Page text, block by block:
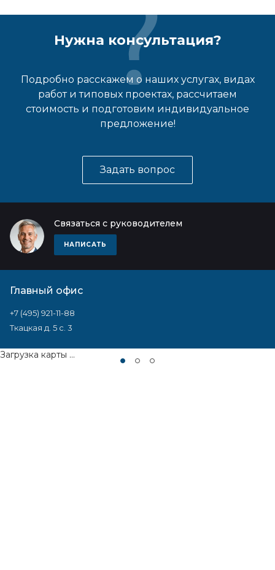
Нужна консультация?
Подробно расскажем о наших услугах, видах
работ и типовых проектах, рассчитаем
стоимость и подготовим индивидуальное
предложение!
Задать вопрос
Связаться с руководителем
НАПИСАТЬ
Главный офис
+7 (495) 921-11-88
Ткацкая д. 5 с. 3
Загрузка карты ...